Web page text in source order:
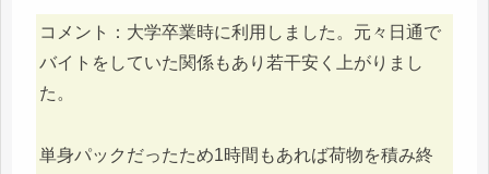
コメント：大学卒業時に利用しました。元々日通で
バイトをしていた関係もあり若干安く上がりまし
た。
単身パックだったため1時間もあれば荷物を積み終